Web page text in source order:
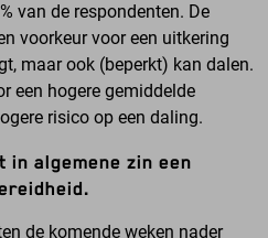
van de respondenten. De
voorkeur voor een uitkering
maar ook (beperkt) kan dalen.
een hogere gemiddelde
risico op een daling.
algemene zin een
de komende weken nader